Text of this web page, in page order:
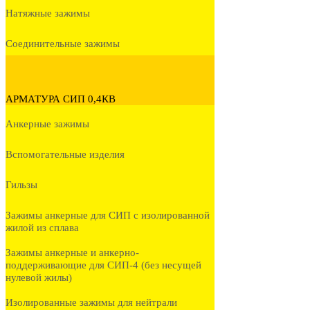
Натяжные зажимы
Соединительные зажимы
АРМАТУРА СИП 0,4КВ
Анкерные зажимы
Вспомогательные изделия
Гильзы
Зажимы анкерные для СИП с изолированной
жилой из сплава
Зажимы анкерные и анкерно-
поддерживающие для СИП-4 (без несущей
нулевой жилы)
Изолированные зажимы для нейтрали